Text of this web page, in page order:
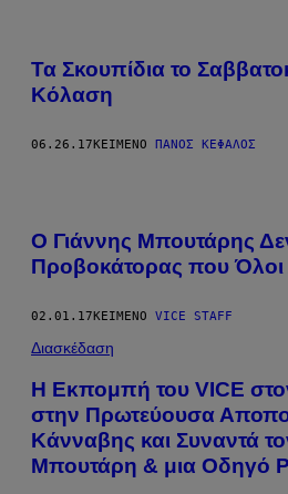
Τα Σκουπίδια το
Κόλαση
06.26.17ΚΕΊΜΕΝΟ ΠΆΝΟΣ ΚΈΦΑΛΟΣ
Ο Γιάννης Μπουτάρης
Προβοκάτορας που
02.01.17ΚΕΊΜΕΝΟ VICE STAFF
Διασκέδαση
Η Εκπομπή του VICE
στην Πρωτεύουσα
Κάνναβης και Συναντά
Μπουτάρη & μια Οδηγό